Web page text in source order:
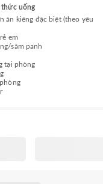
uống
ăn kiêng đặc biệt (theo yêu
em
sâm panh
tại phòng